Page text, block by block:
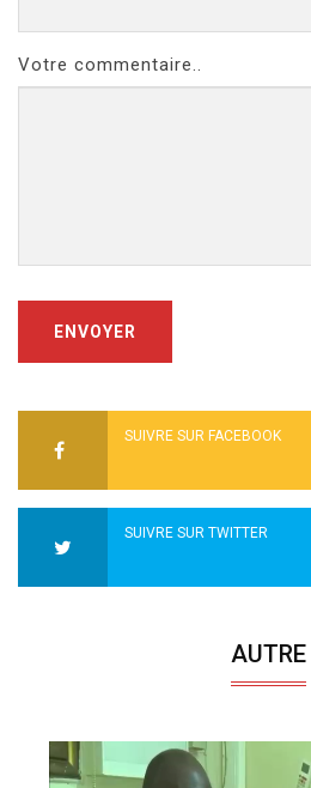
Votre commentaire..
ENVOYER
SUIVRE SUR FACEBOOK
SUIVRE SUR TWITTER
AUTRE